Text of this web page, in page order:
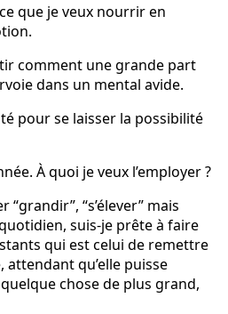
que je veux nourrir en
comment une grande part
dans un mental avide.
pour se laisser la possibilité
À quoi je veux l’employer ?
“grandir”, “s’élever” mais
suis-je prête à faire
qui est celui de remettre
qu’elle puisse
chose de plus grand,